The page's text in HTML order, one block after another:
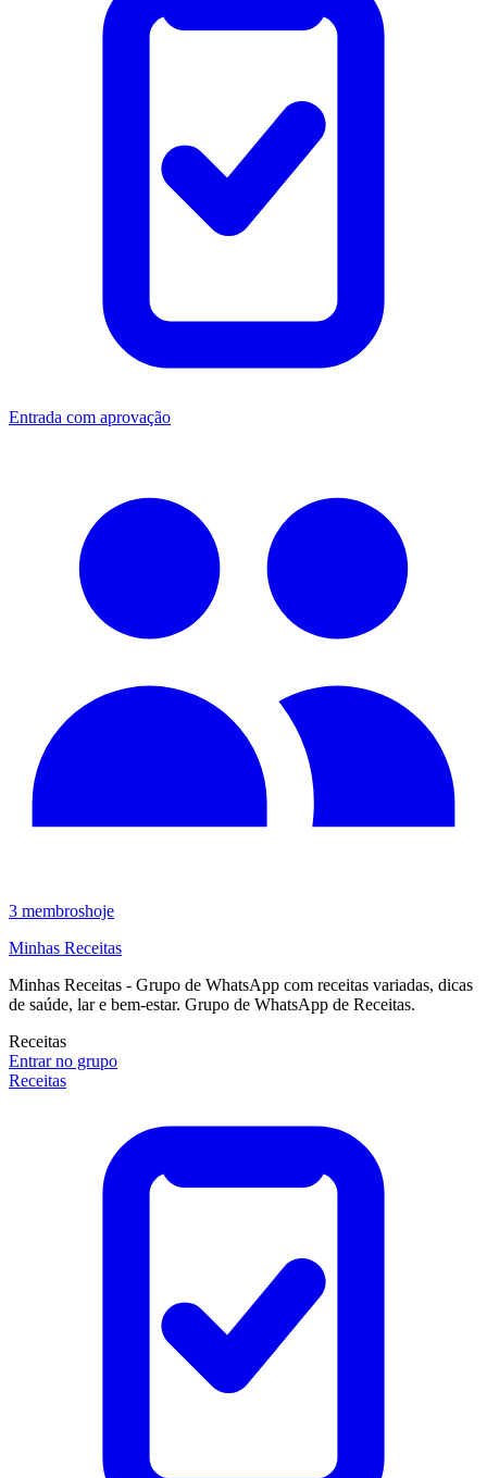
Entrada com aprovação
3 membroshoje
Minhas Receitas
Minhas Receitas - Grupo de WhatsApp com receitas variadas, dicas
de saúde, lar e bem-estar. Grupo de WhatsApp de Receitas.
Receitas
Entrar no grupo
Receitas